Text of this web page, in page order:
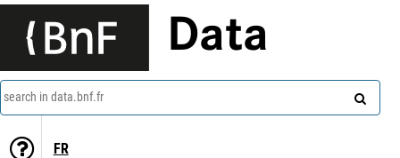
Data
search in data.bnf.fr
FR